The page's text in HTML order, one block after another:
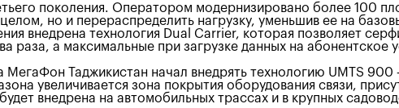
поколения. Оператором модернизировано более 100
целом, но и перераспределить нагрузку, уменьшив ее на
внедрена технология Dual Carrier, которая позволяет
раза, а максимальные при загрузке данных на абонентское
МегаФон Таджикистан начал внедрять технологию UMTS
увеличивается зона покрытия оборудования связи,
внедрена на автомобильных трассах и в крупных